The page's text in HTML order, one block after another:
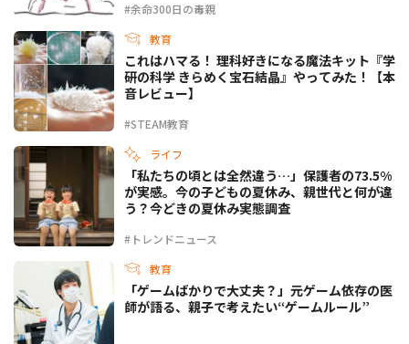
#余命300日の毒親
教育
#STEAM教育
これはハマる！ 理科好きになる魔法キット『学
研の科学 きらめく宝石結晶』やってみた！【本
音レビュー】
ライフ
#トレンドニュース
「私たちの頃とは全然違う…」保護者の73.5%
が実感。今の子どもの夏休み、親世代と何が違
う？今どきの夏休み実態調査
教育
「ゲームばかりで大丈夫？」元ゲーム依存の医
師が語る、親子で考えたい“ゲームルール”